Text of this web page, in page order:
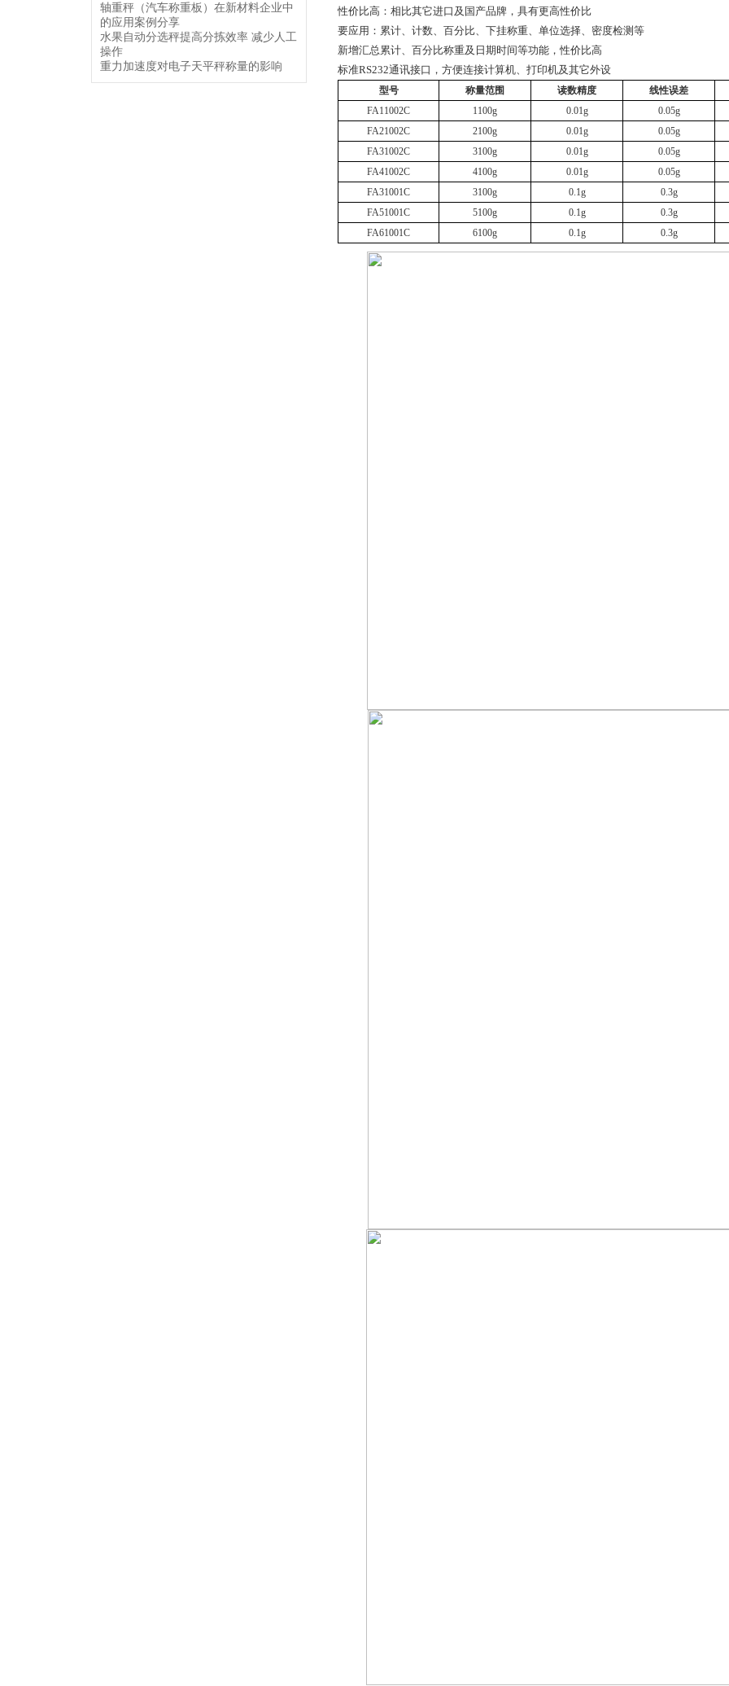
轴重秤（汽车称重板）在新材料企业中
的应用案例分享
水果自动分选秤提高分拣效率 减少人工
操作
重力加速度对电子天平秤称量的影响
性价比高：相比其它进口及国产品牌，具有更高性价比
要应用：累计、计数、百分比、下挂称重、单位选择、密度检测等
新增汇总累计、百分比称重及日期时间等功能，性价比高
标准RS232通讯接口，方便连接计算机、打印机及其它外设
型号 称量范围 读数精度 线性误差
FA11002C
1100g 0.01g 0.05g
FA21002C
2100g 0.01g 0.05g
FA31002C
3100g 0.01g 0.05g
FA41002C
4100g 0.01g 0.05g
FA31001C
3100g 0.1g 0.3g
FA51001C
5100g 0.1g 0.3g
FA61001C
6100g 0.1g 0.3g